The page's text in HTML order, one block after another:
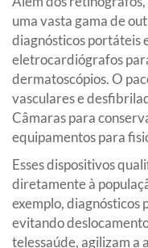
uma vasta gama de
diagnósticos portáteis
eletrocardiógrafos
dermatoscópios. O
vasculares e
Câmaras para
equipamentos para
Esses dispositivos
diretamente à
exemplo, diagnósticos
evitando
telessaúde, agilizam a